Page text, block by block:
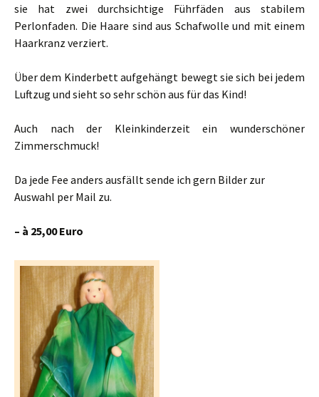
sie hat zwei durchsichtige Führfäden aus stabilem
Perlonfaden. Die Haare sind aus Schafwolle und mit einem
Haarkranz verziert.
Über dem Kinderbett aufgehängt bewegt sie sich bei jedem
Luftzug und sieht so sehr schön aus für das Kind!
Auch nach der Kleinkinderzeit ein wunderschöner
Zimmerschmuck!
Da jede Fee anders ausfällt sende ich gern Bilder zur
Auswahl per Mail zu.
– à 25,00 Euro